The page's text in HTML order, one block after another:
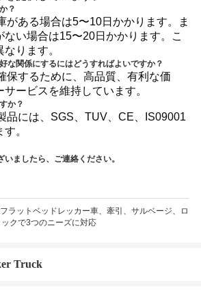
？
がある場合は5〜10日かかります。ま
ない場合は15〜20日かかります。こ
ります。
な関係にするにはどうすればよいですか？
保するために、高品質、有利な価
ービスを維持しています。
か？
品には、SGS、TUV、CE、IS09001
。
ましたら、ご連絡ください。
Truck